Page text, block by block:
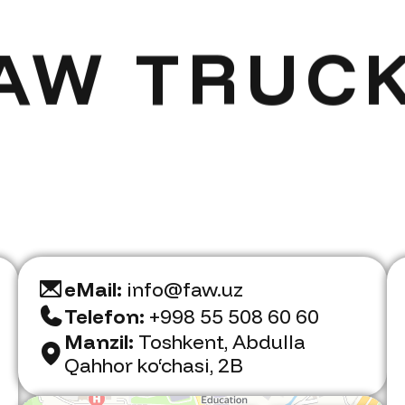
eMail: info@faw.uz
Telefon: +998 55 508 60 60
Manzil: Toshkent, Abdulla
Qahhor ko‘chasi, 2B